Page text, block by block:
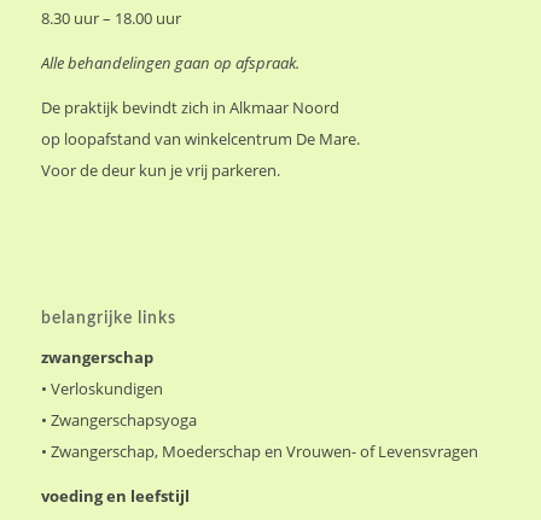
8.30 uur – 18.00 uur
Alle behandelingen gaan op afspraak.
De praktijk bevindt zich in Alkmaar Noord
op loopafstand van winkelcentrum De Mare.
Voor de deur kun je vrij parkeren.
belangrijke links
zwangerschap
• Verloskundigen
• Zwangerschapsyoga
• Zwangerschap, Moederschap en Vrouwen- of Levensvragen
voeding en leefstijl